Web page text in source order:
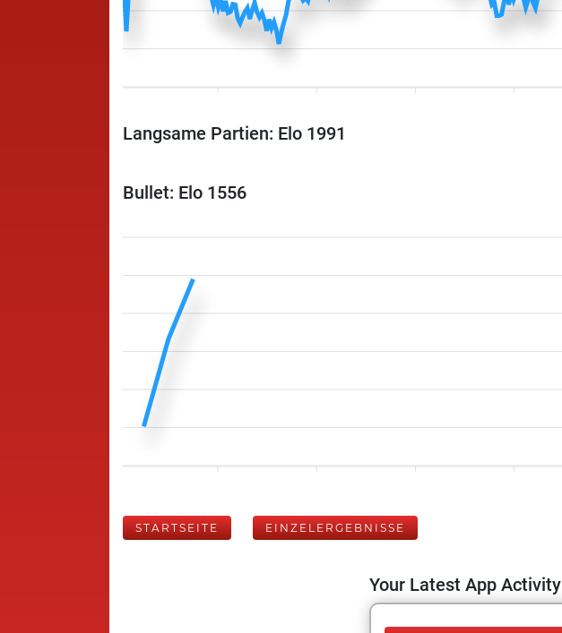
Langsame Partien: Elo 1991
Bullet: Elo 1556
STARTSEITE EINZELERGEBNISSE
Your Latest App Activity